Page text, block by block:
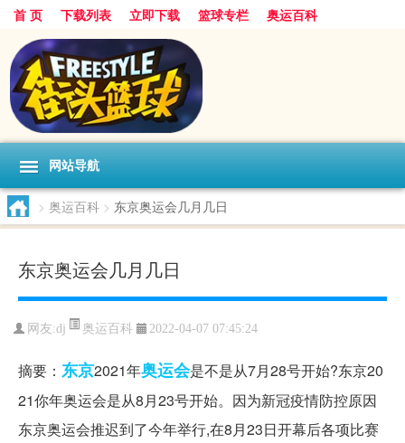
首 页 下载列表 立即下载 篮球专栏 奥运百科
网站导航
> 奥运百科 > 东京奥运会几月几日
东京奥运会几月几日
网友:dj 奥运百科 2022-04-07 07:45:24
摘要： 东京2021年奥运会是不是从7月28号开始?东京20
21你年奥运会是从8月23号开始。因为新冠疫情防控原因
东京奥运会推迟到了今年举行,在8月23日开幕后各项比赛